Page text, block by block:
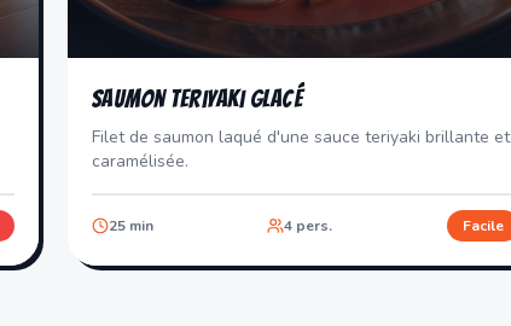
Saumon Teriyaki Glacé
Filet de saumon laqué d'une sauce teriyaki brillante et
caramélisée.
25min 4 pers. Facile